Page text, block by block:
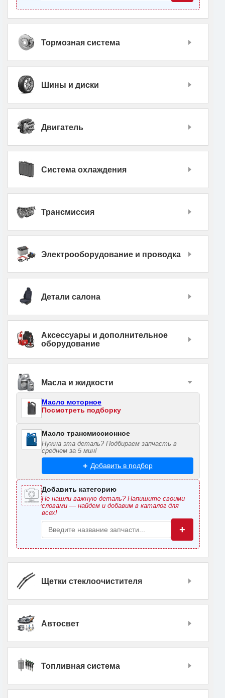
Тормозная система
Шины и диски
Двигатель
Система охлаждения
Трансмиссия
Электрооборудование и проводка
Детали салона
Аксессуары и дополнительное
оборудование
Масла и жидкости
Масло моторное
Посмотреть подборку
Масло трансмиссионное
Нужна эта деталь? Подбираем запчасть в
среднем за 5 мин!
Добавить в подбор
Добавить категорию
Не нашли важную деталь? Напишите своими
словами — найдем и добавим в каталог для
всех!
+
Щетки стеклоочистителя
Автосвет
Топливная система